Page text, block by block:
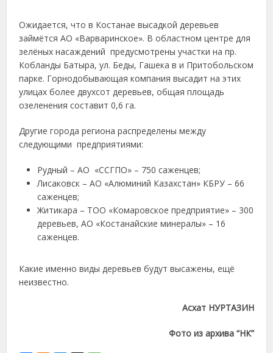
Ожидается, что в Костанае высадкой деревьев
займётся АО «Варваринское». В областном центре для
зелёных насаждений предусмотрены участки на пр.
Кобланды Батыра, ул. Беды, Гашека в и Притобольском
парке. Горнодобывающая компания высадит на этих
улицах более двухсот деревьев, общая площадь
озеленения составит 0,6 га.
Другие города региона распределены между
следующими предприятиями:
Рудный – АО «ССГПО» – 750 саженцев;
Лисаковск – АО «Алюминий Казахстан» КБРУ – 66
саженцев;
Житикара – ТОО «Комаровское предприятие» – 300
деревьев, АО «Костанайские минералы» – 16
саженцев.
Какие именно виды деревьев будут высажены, ещё
неизвестно.
Асхат НУРТАЗИН
Фото из архива “НК”